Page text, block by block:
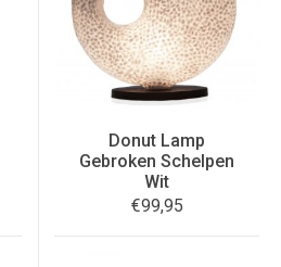
Donut Lamp
Gebroken Schelpen
Wit
€99,95